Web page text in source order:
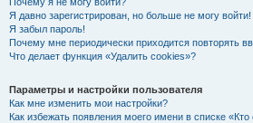
Я давно зарегистрирован, но больше не могу войти!
Я забыл пароль!
Почему мне периодически приходится повторять
Что делает функция «Удалить cookies»?
Параметры и настройки пользователя
Как мне изменить мои настройки?
Как избежать появления моего имени в списке